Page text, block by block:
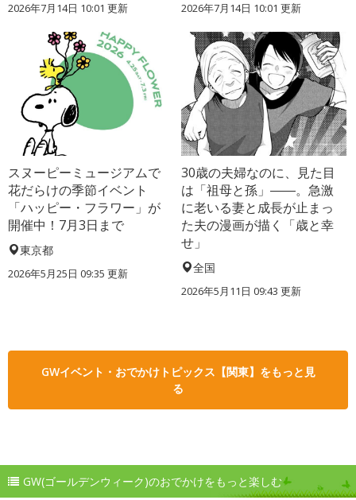
2026年7月14日 10:01 更新 2026年7月14日 10:01 更新
スヌーピーミュージアムで
花だらけの季節イベント
「ハッピー・フラワー」が
開催中！7月3日まで
東京都
2026年5月25日 09:35 更新
30歳の夫婦なのに、見た目
は「祖母と孫」――。急激
に老いる妻と成長が止まっ
た夫の漫画が描く「歳と幸
せ」
全国
2026年5月11日 09:43 更新
GWイベント・おでかけトピックス【関東】をもっと見
る
GW(ゴールデンウィーク)のおでかけをもっと楽しむ